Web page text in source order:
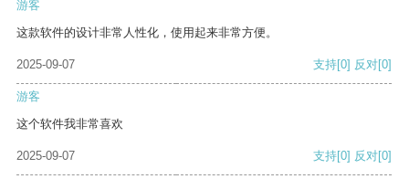
游客
这款软件的设计非常人性化，使用起来非常方便。
2025-09-07 支持[0] 反对[0]
游客
这个软件我非常喜欢
2025-09-07 支持[0] 反对[0]